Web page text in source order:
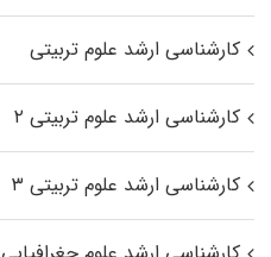
کارشناسی ارشد علوم تربیتی
کارشناسی ارشد علوم تربیتی ۲
کارشناسی ارشد علوم تربیتی ۳